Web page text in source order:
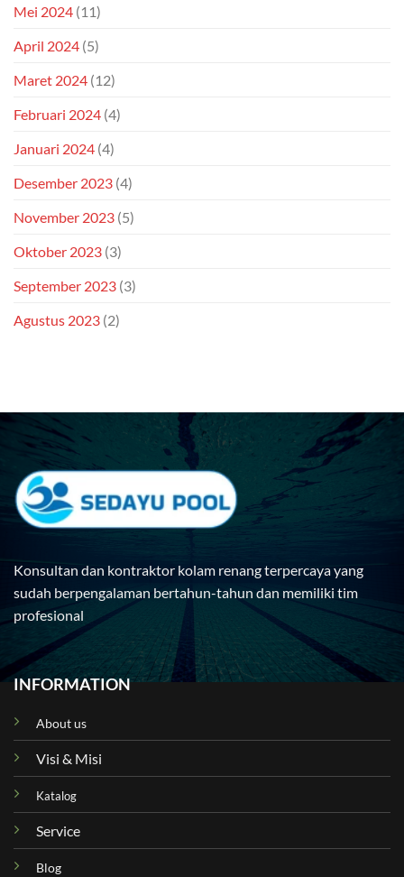
Mei 2024 (11)
April 2024 (5)
Maret 2024 (12)
Februari 2024 (4)
Januari 2024 (4)
Desember 2023 (4)
November 2023 (5)
Oktober 2023 (3)
September 2023 (3)
Agustus 2023 (2)
Konsultan dan kontraktor kolam renang terpercaya yang
sudah berpengalaman bertahun-tahun dan memiliki tim
profesional
INFORMATION
About us
Visi & Misi
Katalog
Service
Blog